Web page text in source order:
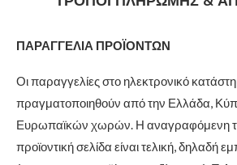
ΠΑΡΑΓΓΕΛΙΑ ΠΡΟΪΟΝΤΩΝ
Οι παραγγελίες στο ηλεκτρονικό
πραγματοποιηθούν από την Ελλάδα,
Ευρωπαϊκών χωρών. Η αναγραφόμενη
προϊοντική σελίδα είναι τελική, δηλαδή